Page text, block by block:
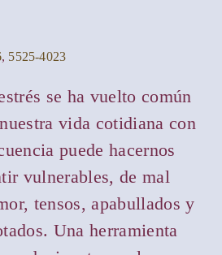
, 5525-4023
se ha vuelto común
vida cotidiana con
puede hacernos
vulnerables, de mal
tensos, apabullados y
Una herramienta